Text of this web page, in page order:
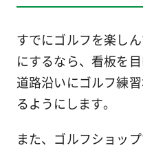
すでにゴルフを楽し
にするなら、看板を
道路沿いにゴルフ練
るようにします。
また、ゴルフショッ